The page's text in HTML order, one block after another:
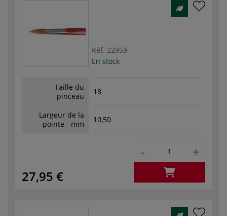
Réf. 22959
En stock
Taille du
pinceau
18
Largeur de la
pointe - mm
10,50
27,95 €
- +